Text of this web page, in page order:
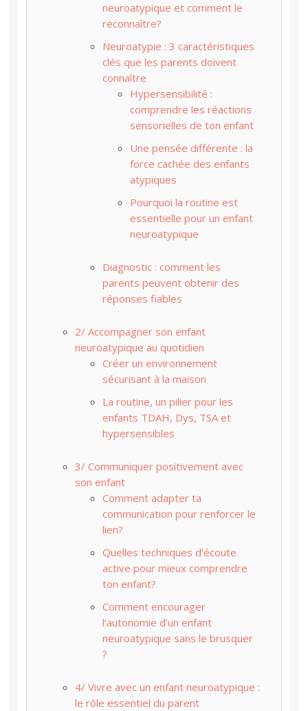
neuroatypique et comment le
reconnaître?
Neuroatypie : 3 caractéristiques
clés que les parents doivent
connaître
Hypersensibilité :
comprendre les réactions
sensorielles de ton enfant
Une pensée différente : la
force cachée des enfants
atypiques
Pourquoi la routine est
essentielle pour un enfant
neuroatypique
Diagnostic : comment les
parents peuvent obtenir des
réponses fiables
2/ Accompagner son enfant
neuroatypique au quotidien
Créer un environnement
sécurisant à la maison
La routine, un pilier pour les
enfants TDAH, Dys, TSA et
hypersensibles
3/ Communiquer positivement avec
son enfant
Comment adapter ta
communication pour renforcer le
lien?
Quelles techniques d’écoute
active pour mieux comprendre
ton enfant?
Comment encourager
l’autonomie d’un enfant
neuroatypique sans le brusquer
?
4/ Vivre avec un enfant neuroatypique :
le rôle essentiel du parent